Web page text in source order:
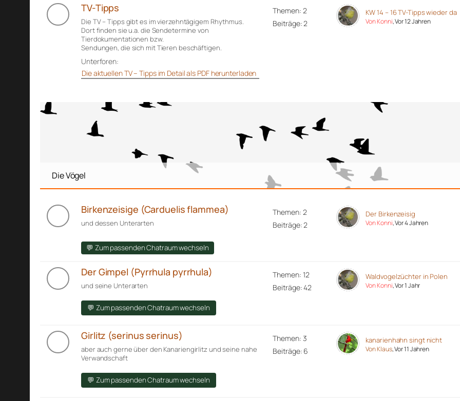
TV-Tipps
Die TV – Tipps gibt es im vierzehntägigem Rhythmus.
Dort finden sie u.a. die Sendetermine von
Tierdokumentationen bzw.
Sendungen, die sich mit Tieren beschäftigen.
Unterforen:
Die aktuellen TV – Tipps im Detail als PDF herunterladen
Themen: 2
Beiträge: 2
KW 14 – 16 TV-Tipps wieder da
Von Konni, Vor 12 Jahren
Die Vögel
Birkenzeisige (Carduelis flammea)
und dessen Unterarten
💬 Zum passenden Chatraum wechseln
Themen: 2
Beiträge: 2
Der Birkenzeisig
Von Konni, Vor 4 Jahren
Der Gimpel (Pyrrhula pyrrhula)
und seine Unterarten
💬 Zum passenden Chatraum wechseln
Themen: 12
Beiträge: 42
Waldvogelzüchter in Polen
Von Konni, Vor 1 Jahr
Girlitz (serinus serinus)
aber auch gerne über den Kanariengirlitz und seine nahe
Verwandschaft
💬 Zum passenden Chatraum wechseln
Themen: 3
Beiträge: 6
kanarienhahn singt nicht
Von Klaus, Vor 11 Jahren